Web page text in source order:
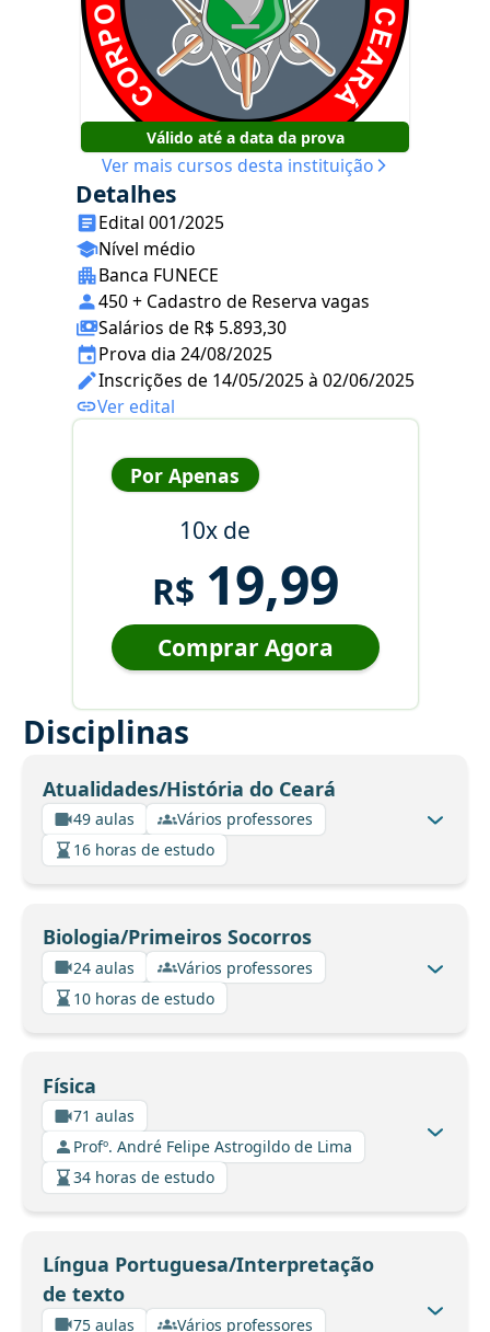
Válido até a data da prova
Ver mais cursos desta instituição
Detalhes
Edital 001/2025
Nível médio
Banca FUNECE
450 + Cadastro de Reserva vagas
Salários de R$ 5.893,30
Prova dia 24/08/2025
Inscrições de 14/05/2025 à 02/06/2025
Ver edital
Por Apenas
10x de
R$ 19,99
Comprar Agora
Disciplinas
Atualidades/História do Ceará
49 aulas
Vários professores
16 horas de estudo
Biologia/Primeiros Socorros
24 aulas
Vários professores
10 horas de estudo
Física
71 aulas
Profº. André Felipe Astrogildo de Lima
34 horas de estudo
Língua Portuguesa/Interpretação
de texto
75 aulas
Vários professores